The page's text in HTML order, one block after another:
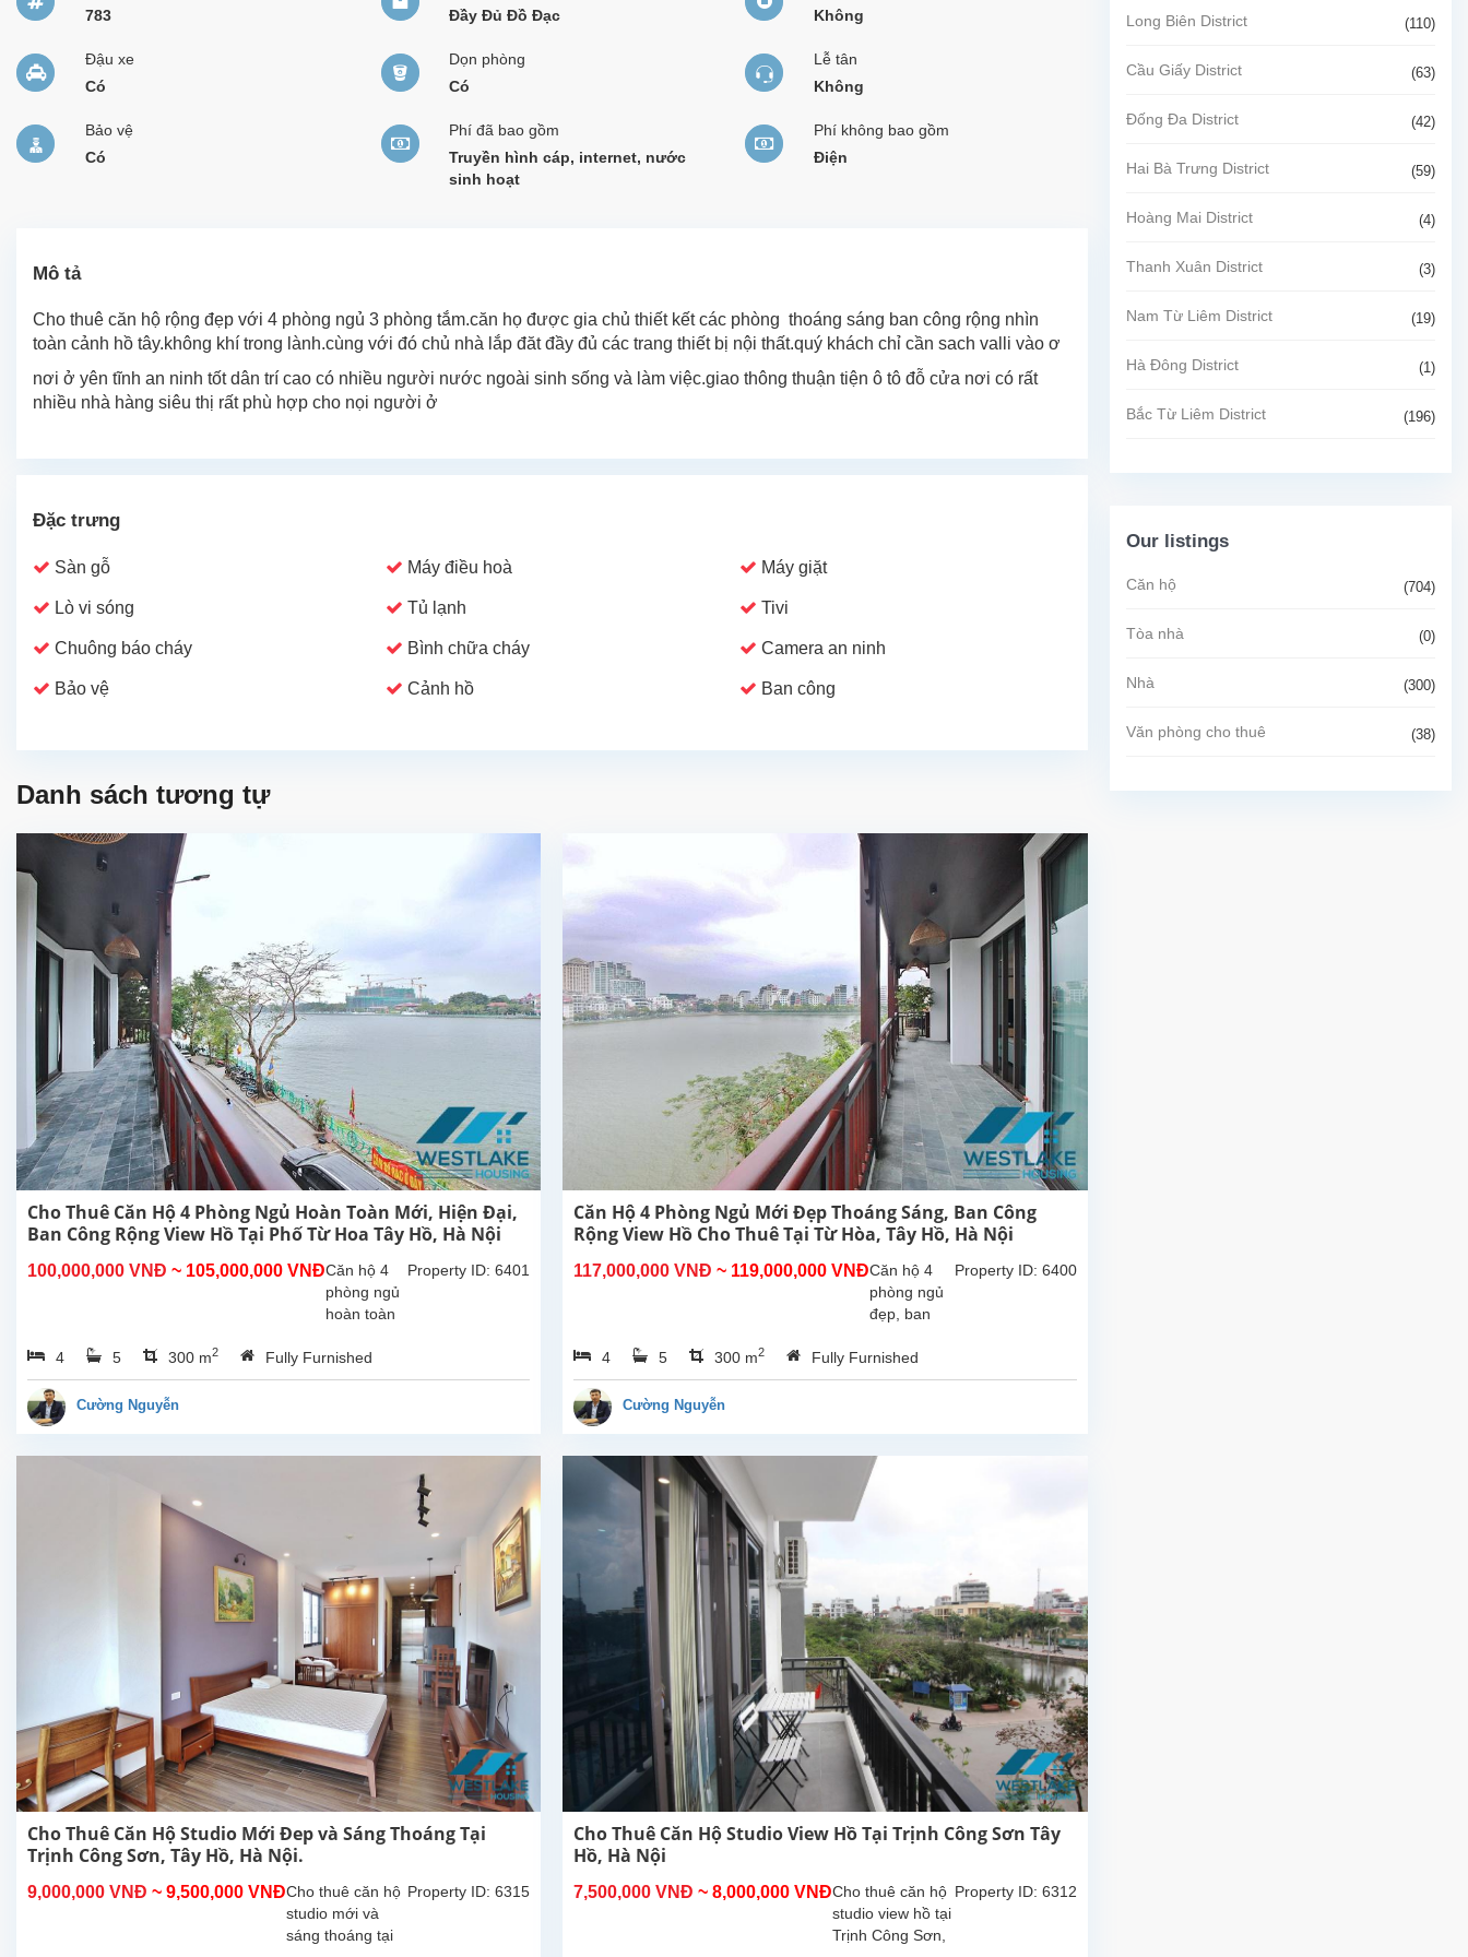
783
Đầy Đủ Đồ Đạc
Không
Đậu xe
Có
Dọn phòng
Có
Lễ tân
Không
Bảo vệ
Có
Phí đã bao gồm
Truyền hình cáp, internet, nước
sinh hoạt
Phí không bao gồm
Điện
Mô tả
Cho thuê căn hộ rộng đẹp với 4 phòng ngủ 3 phòng tắm.căn họ được gia chủ thiết kết các phòng thoáng sáng ban công rộng nhìn
toàn cảnh hồ tây.không khí trong lành.cùng với đó chủ nhà lắp đăt đầy đủ các trang thiết bị nội thất.quý khách chỉ cần sach valli vào ơ
nơi ở yên tĩnh an ninh tốt dân trí cao có nhiều người nước ngoài sinh sống và làm việc.giao thông thuận tiện ô tô đỗ cửa nơi có rất
nhiều nhà hàng siêu thị rất phù hợp cho nọi người ở
Đặc trưng
Sàn gỗ Máy điều hoà Máy giặt
Lò vi sóng Tủ lạnh Tivi
Chuông báo cháy Bình chữa cháy Camera an ninh
Bảo vệ Cảnh hồ Ban công
Danh sách tương tự
Cho Thuê Căn Hộ 4 Phòng Ngủ Hoàn Toàn Mới, Hiện Đại,
Ban Công Rộng View Hồ Tại Phố Từ Hoa Tây Hồ, Hà Nội
100,000,000 VNĐ ~ 105,000,000 VNĐ Property ID: 6401
Căn hộ 4
phòng ngủ
hoàn toàn
đẹp hiên
đại, ban
4 5 300 m2 Fully Furnished
Cường Nguyễn
Căn Hộ 4 Phòng Ngủ Mới Đẹp Thoáng Sáng, Ban Công
Rộng View Hồ Cho Thuê Tại Từ Hòa, Tây Hồ, Hà Nội
117,000,000 VNĐ ~ 119,000,000 VNĐ Property ID: 6400
Căn hộ 4
phòng ngủ
đẹp, ban
thoáng mát,
view Hồ tại
tích sử
4 5 300 m2 Fully Furnished
Cường Nguyễn
Cho Thuê Căn Hộ Studio Mới Đep và Sáng Thoáng Tại
Trịnh Công Sơn, Tây Hồ, Hà Nội.
9,000,000 VNĐ ~ 9,500,000 VNĐ Property ID: 6315
Cho thuê căn hộ
studio mới và
sáng thoáng tại
Cho Thuê Căn Hộ Studio View Hồ Tại Trịnh Công Sơn Tây
Hồ, Hà Nội
7,500,000 VNĐ ~ 8,000,000 VNĐ Property ID: 6312
Cho thuê căn hộ
studio view hồ tại
Trịnh Công Sơn,
Long Biên District (110)
Cầu Giấy District (63)
Đống Đa District (42)
Hai Bà Trưng District (59)
Hoàng Mai District (4)
Thanh Xuân District (3)
Nam Từ Liêm District (19)
Hà Đông District (1)
Bắc Từ Liêm District (196)
Our listings
Căn hộ (704)
Tòa nhà (0)
Nhà (300)
Văn phòng cho thuê (38)